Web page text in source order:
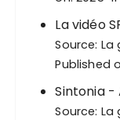
La vidéo
Source: La
Published
Sintonia -
Source: La